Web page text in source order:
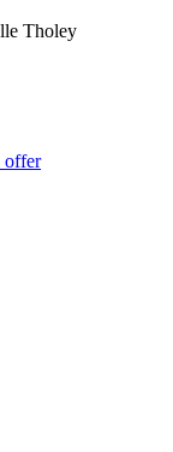
offer